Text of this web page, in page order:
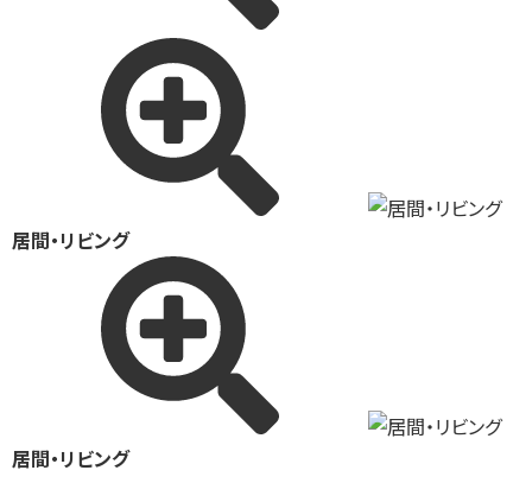
居間・リビング
居間・リビング